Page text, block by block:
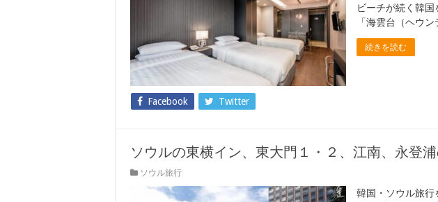
ビーチが続く韓
「海雲台（ヘウ
続きを読む
Facebook Twitter
ソウルの東横イン、東大門１・２、江南、永登
ソウル旅行
韓国・ソウル旅行